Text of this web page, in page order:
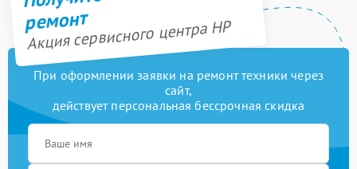
ремонт
Акция сервисного центра HP
При оформлении заявки на ремонт техники через
сайт,
действует персональная бессрочная скидка